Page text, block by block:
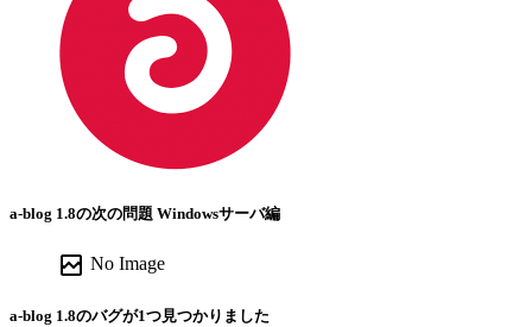
a-blog 1.8の次の問題 Windowsサーバ編
broken_image No Image
a-blog 1.8のバグが1つ見つかりました